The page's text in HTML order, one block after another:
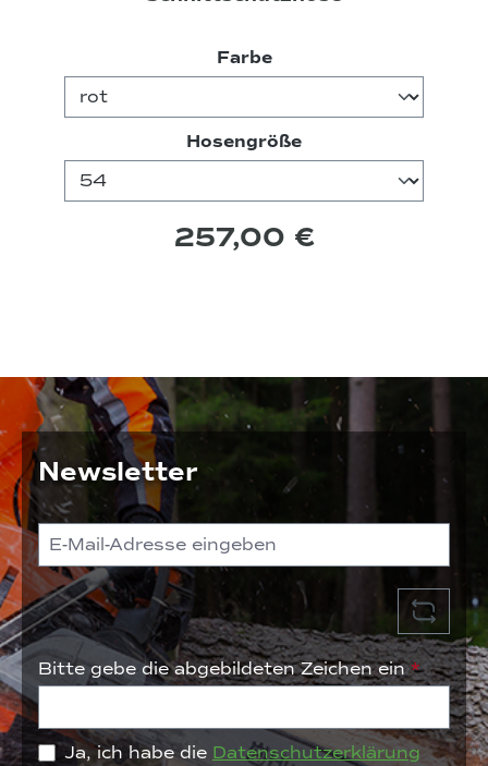
Farbeauswählen
Hosengrößeauswählen
257,00 €
Newsletter
Bitte gebe die abgebildeten Zeichen ein*
Ja, ich habe die Datenschutzerklärung